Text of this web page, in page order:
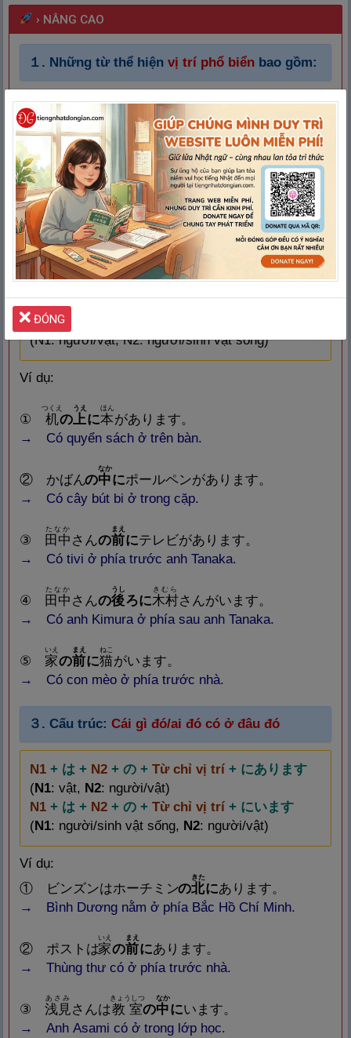
› NÂNG CAO
１. Những từ thể hiệnvị trí phổ biểnbao gồm:
上
Nghĩa: Trên, phía trên, đưa lên,
cưỡi lên
trên 下
Nghĩa: Phía dưới, bên dưới, hạ
lệnh, ra khơi
dưới 前
Nghĩa: Trước, trước đây, trước
khi
trước 後ろsau 右bên
phải
左
ひだり
bên trái 中 phía trong 内 trong
外
Nghĩa: Ngoài, bên ngoài, phía
ngoài
がい
ngoài 向
Nghĩa: Ngoảnh về, hướng về,
む
かい đối diện となりbên cạnh
横
よこ
cạnh そばgần bên 近
ちか
くgần 東
ひがし
phía Đông
西
にし
phía Tây 南
Nghĩa: Phía Nam, phương Nam,
hướng Nam
みなみ
phía Nam 北
Nghĩa: Phương bắc, hướng Bắc,
phía Bắc
きた
phía Bắc.
２. Cấu trúc:có gì đó/ai đó ở đâu đó
N1+ の +Từ chỉ vị trí+ に +N2+ があります
(N1: người/vật, N2: Vật)
N1+ の +
(N1: người/vật, N2: người/sinh vật sống)
Ví dụ:
① 机
つくえ
の 上
cưỡi lên
うえ
に本
sự vật, sách
ほん
があります。
→ Có quyển sách ở trên bàn.
② かばんの中
なか
にポールペンがあります。
→ Có cây bút bi ở trong cặp.
③ 田 中
たなか
さんの前
khi
まえ
にテレビがあります。
→ Có tivi ở phía trước anh Tanaka.
④ 田 中
たなか
さんの後
うし
ろに木村
きむら
さんがいます。
→ Có anh Kimura ở phía sau anh Tanaka.
⑤ 家
いえ
の前
まえ
に猫
ねこ
がいます。
→ Có con mèo ở phía trước nhà.
３. Cấu trúc: Cái gì đó/ai đó có ở đâu đó
N1+ は + N2+ の + Từ chỉ vị trí+ にあります
(N1: vật, N2: người/vật)
N1+ は + N2+ の + Từ chỉ vị trí + にいます
(N1: người/sinh vật sống, N2: người/vật)
Ví dụ:
① ビンズンはホーチミンの北
きた
にあります。
→ Bình Dương nằm ở phía Bắc Hồ Chí Minh.
② ポストは家
いえ
の前
khi
まえ
にあります。
→ Thùng thư có ở phía trước nhà.
③ 浅 見
あさみ
さんは教 室
きょうしつ
の中
なか
にいます。
→ Anh Asami có ở trong lớp học.
ĐÓNG